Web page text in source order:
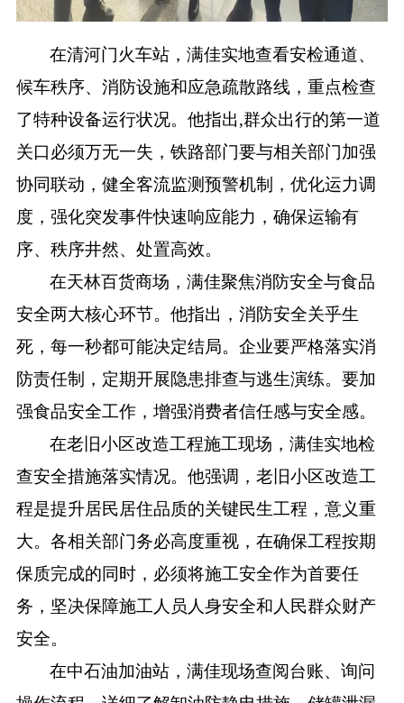
在清河门火车站，满佳实地查看安检通道、
候车秩序、消防设施和应急疏散路线，重点检查
了特种设备运行状况。他指出,群众出行的第一道
关口必须万无一失，铁路部门要与相关部门加强
协同联动，健全客流监测预警机制，优化运力调
度，强化突发事件快速响应能力，确保运输有
序、秩序井然、处置高效。
在天林百货商场，满佳聚焦消防安全与食品
安全两大核心环节。他指出，消防安全关乎生
死，每一秒都可能决定结局。企业要严格落实消
防责任制，定期开展隐患排查与逃生演练。要加
强食品安全工作，增强消费者信任感与安全感。
在老旧小区改造工程施工现场，满佳实地检
查安全措施落实情况。他强调，老旧小区改造工
程是提升居民居住品质的关键民生工程，意义重
大。各相关部门务必高度重视，在确保工程按期
保质完成的同时，必须将施工安全作为首要任
务，坚决保障施工人员人身安全和人民群众财产
安全。
在中石油加油站，满佳现场查阅台账、询问